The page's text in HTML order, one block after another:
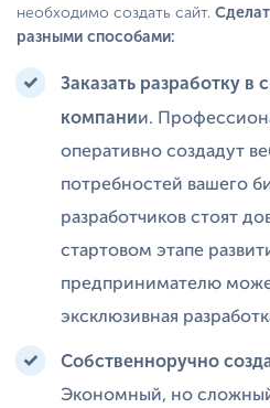
необходимо создать сайт.
разными способами:
Заказать разработку в
компании.
оперативно создадут
потребностей вашего
разработчиков стоят
стартовом этапе
предпринимателю
эксклюзивная
Собственноручно
Экономный, но сложный